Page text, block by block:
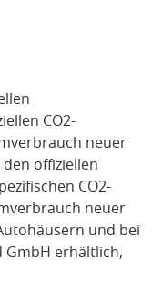
CO2-
neuer
offiziellen
CO2-
neuer
und bei
GmbH erhältlich,